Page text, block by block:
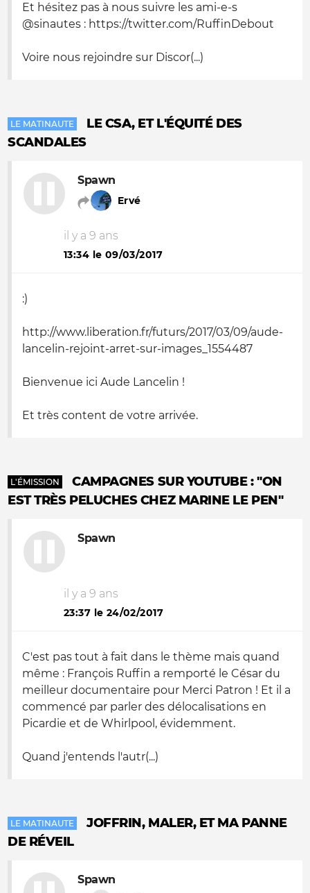
Et hésitez pas à nous suivre les ami-e-s
@sinautes : https://twitter.com/RuffinDebout
Voire nous rejoindre sur Discor(...)
LE MATINAUTE
LE CSA, ET L'ÉQUITÉ DES
SCANDALES
Spawn
Ervé
il y a 9 ans
13:34 le 09/03/2017
:)
http://www.liberation.fr/futurs/2017/03/09/aude-
lancelin-rejoint-arret-sur-images_1554487
Bienvenue ici Aude Lancelin !
Et très content de votre arrivée.
L'ÉMISSION
CAMPAGNES SUR YOUTUBE : "ON
EST TRÈS PELUCHES CHEZ MARINE LE PEN"
Spawn
il y a 9 ans
23:37 le 24/02/2017
C'est pas tout à fait dans le thème mais quand
même : François Ruffin a remporté le César du
meilleur documentaire pour Merci Patron ! Et il a
commencé par parler des délocalisations en
Picardie et de Whirlpool, évidemment.
Quand j'entends l'autr(...)
LE MATINAUTE
JOFFRIN, MALER, ET MA PANNE
DE RÉVEIL
Spawn